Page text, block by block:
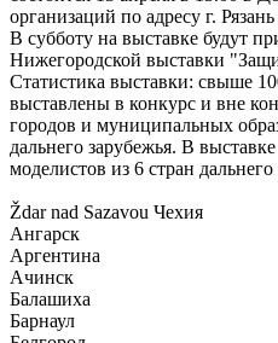
организаций по адресу г.
В субботу на выставке будут
Нижегородской выставки
Статистика выставки: cвыше
выставлены в конкурс и вне
городов и муниципальных
дальнего зарубежья. В
моделистов из 6 стран дальнего
Ždar nad Sazavou Чехия
Ангарск
Аргентина
Ачинск
Балашиха
Барнаул